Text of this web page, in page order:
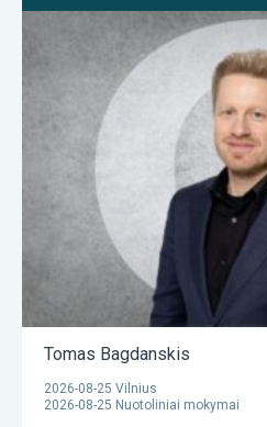
Tomas Bagdanskis
2026-08-25 Vilnius
2026-08-25 Nuotoliniai mokymai